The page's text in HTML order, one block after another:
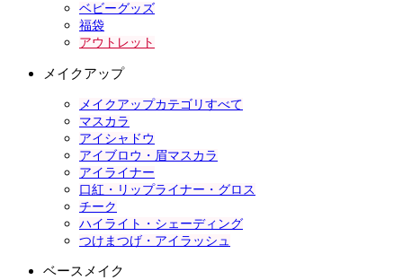
ベビーグッズ
福袋
アウトレット
メイクアップ
メイクアップカテゴリすべて
マスカラ
アイシャドウ
アイブロウ・眉マスカラ
アイライナー
口紅・リップライナー・グロス
チーク
ハイライト・シェーディング
つけまつげ・アイラッシュ
ベースメイク